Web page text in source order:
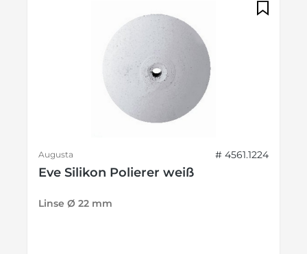
Augusta # 4561.1224
Eve Silikon Polierer weiß
Linse Ø 22 mm